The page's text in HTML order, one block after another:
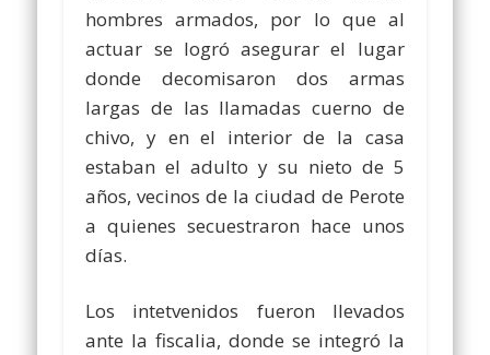
hombres armados, por lo que al
actuar se logró asegurar el lugar
donde decomisaron dos armas
largas de las llamadas cuerno de
chivo, y en el interior de la casa
estaban el adulto y su nieto de 5
años, vecinos de la ciudad de Perote
a quienes secuestraron hace unos
días.
Los intetvenidos fueron llevados
ante la fiscalia, donde se integró la